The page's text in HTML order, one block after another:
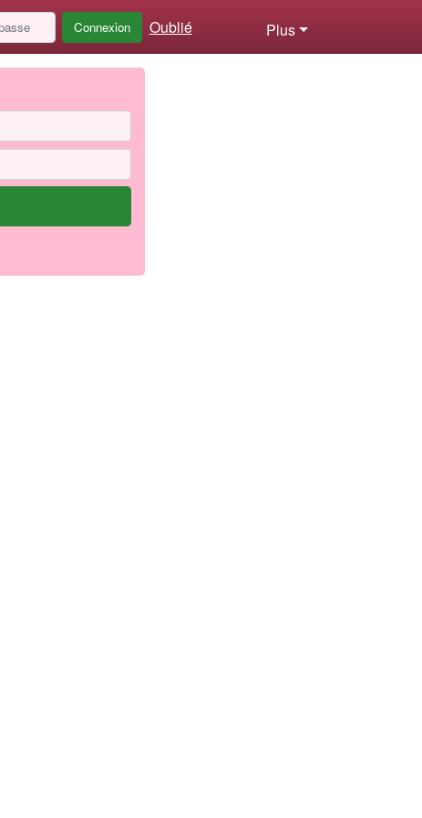
Connexion Oublié Plus